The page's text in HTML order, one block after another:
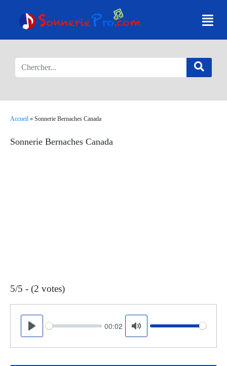
Accueil » Sonnerie Bernaches Canada
Sonnerie Bernaches Canada
5/5 - (2 votes)
Play
Seek 00:02
Mute
Volume